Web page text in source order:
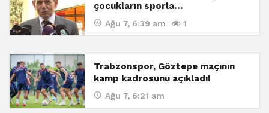
çocukların sporla…
Ağu 7, 6:39 am 1
Trabzonspor, Göztepe maçının
kamp kadrosunu açıkladı!
Ağu 7, 6:21 am